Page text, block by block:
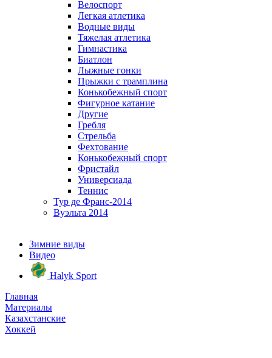
Велоспорт
Легкая атлетика
Водные виды
Тяжелая атлетика
Гимнастика
Биатлон
Лыжные гонки
Прыжки с трамплина
Конькобежный спорт
Фигурное катание
Другие
Гребля
Стрельба
Фехтование
Конькобежный спорт
Фристайл
Универсиада
Теннис
Тур де Франс-2014
Вуэльта 2014
Зимние виды
Видео
Halyk Sport
Главная
Материалы
Казахстанские
Хоккей